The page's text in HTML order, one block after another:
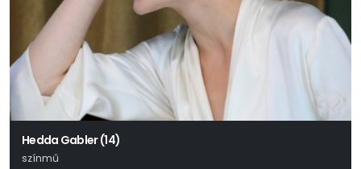
Hedda Gabler (14)
színmű